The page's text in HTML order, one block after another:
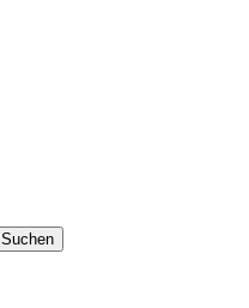
Suchen